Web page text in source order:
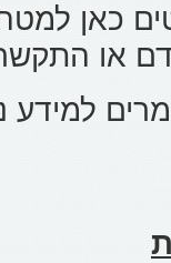
כאן למטה
או
למידע